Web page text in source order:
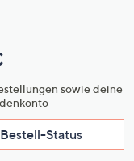
sowie deine
Bestell-Status